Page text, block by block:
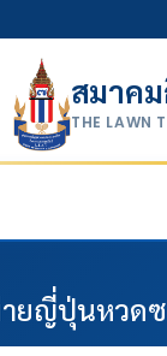
สมาค
THE LAWN
ยญี่ปุ่นหวดซ